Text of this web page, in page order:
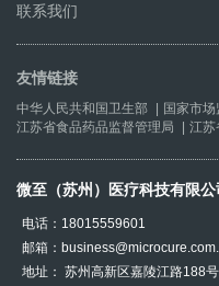
联系我们
友情链接
中华人民共和国卫生部 国家市
江苏省食品药品监督管理局
江苏
微至（苏州）医疗科技有限公
电话：18015559601
邮箱：
地址： 苏州高新区嘉陵江路188号